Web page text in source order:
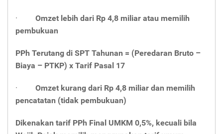
· Omzet lebih dari Rp 4,8 miliar atau memilih
pembukuan
PPh Terutang di SPT Tahunan = (Peredaran Bruto –
Biaya – PTKP) x Tarif Pasal 17
· Omzet kurang dari Rp 4,8 miliar dan memilih
pencatatan (tidak pembukuan)
Dikenakan tarif PPh Final UMKM 0,5%, kecuali bila